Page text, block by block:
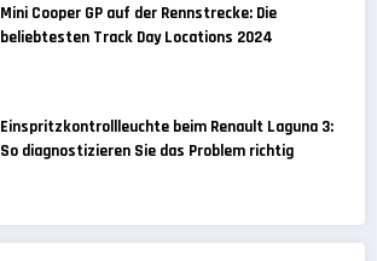
Mini Cooper GP auf der Rennstrecke: Die
beliebtesten Track Day Locations 2024
Einspritzkontrollleuchte beim Renault Laguna 3:
So diagnostizieren Sie das Problem richtig